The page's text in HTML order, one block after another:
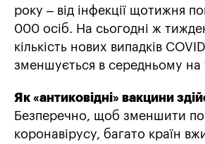
року – від інфекції щотижня
000 осіб. На сьогодні ж
кількість нових випадків
зменшується в середньому на
Як «антиковідні» вакцини
Безперечно, щоб зменшити
коронавірусу, багато країн